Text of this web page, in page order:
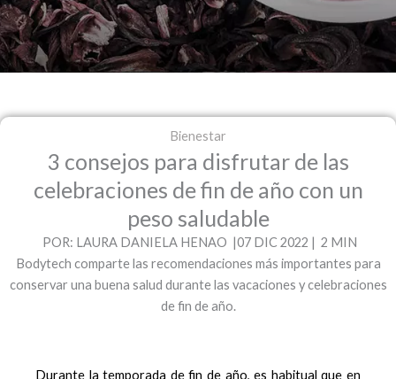
Bienestar
3 consejos para disfrutar de las
celebraciones de fin de año con un
peso saludable
POR: LAURA DANIELA HENAO |07 DIC 2022 | 2 MIN
Bodytech comparte las recomendaciones más importantes para
conservar una buena salud durante las vacaciones y celebraciones
de fin de año.
Durante la temporada de fin de año, es habitual que en